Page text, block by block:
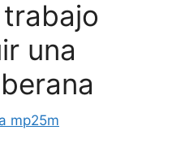
una
mp25m